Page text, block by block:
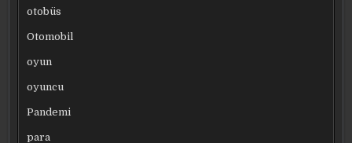
otobüs
Otomobil
oyun
oyuncu
Pandemi
para